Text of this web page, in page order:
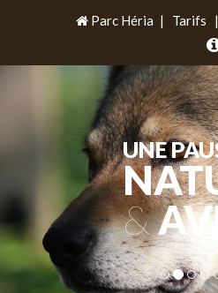
Parc Héria | Tarifs |
UNE
&